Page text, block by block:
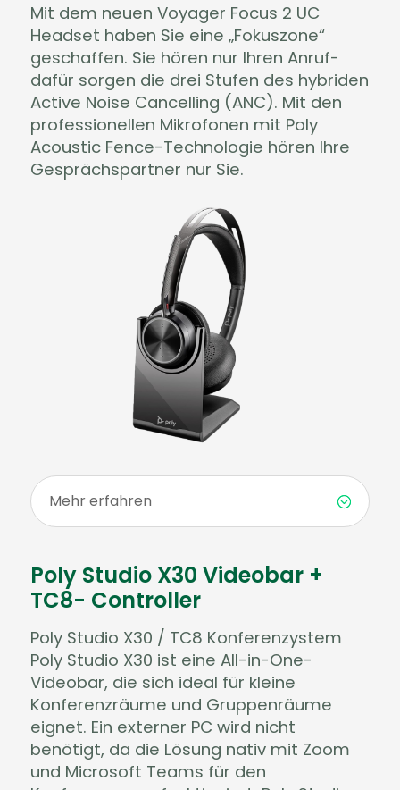
Mit dem neuen Voyager Focus 2 UC
Headset haben Sie eine „Fokuszone“
geschaffen. Sie hören nur Ihren Anruf-
dafür sorgen die drei Stufen des hybriden
Active Noise Cancelling (ANC). Mit den
professionellen Mikrofonen mit Poly
Acoustic Fence-Technologie hören Ihre
Gesprächspartner nur Sie.
Mehr erfahren
Poly Studio X30 Videobar +
TC8- Controller
Poly Studio X30 / TC8 Konferenzystem
Poly Studio X30 ist eine All-in-One-
Videobar, die sich ideal für kleine
Konferenzräume und Gruppenräume
eignet. Ein externer PC wird nicht
benötigt, da die Lösung nativ mit Zoom
und Microsoft Teams für den